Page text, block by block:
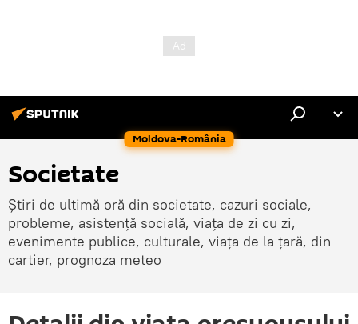
Moldova-România
Societate
Știri de ultimă oră din societate, cazuri sociale,
probleme, asistență socială, viața de zi cu zi,
evenimente publice, culturale, viața de la țară, din
cartier, prognoza meteo